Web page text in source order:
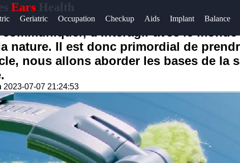
EarsHealth
Geriatric Occupation Checkup Aids Implant Balance
d'interagir avec le
nature. Il est donc primordial de
nous allons aborder les bases de la
2023-07-07 21:24:53